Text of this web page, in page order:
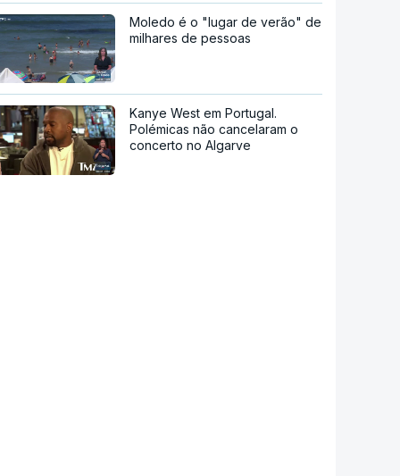
Moledo é o "lugar de verão" de
milhares de pessoas
Kanye West em Portugal.
Polémicas não cancelaram o
concerto no Algarve